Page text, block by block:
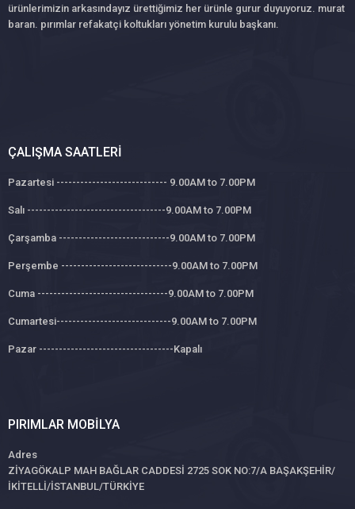
ürünlerimizin arkasındayız ürettiğimiz her ürünle gurur duyuyoruz. murat
baran. pırımlar refakatçi koltukları yönetim kurulu başkanı.
ÇALIŞMA SAATLERI
Pazartesi ---------------------------- 9.00AM to 7.00PM
Salı -----------------------------------9.00AM to 7.00PM
Çarşamba ----------------------------9.00AM to 7.00PM
Perşembe ----------------------------9.00AM to 7.00PM
Cuma ---------------------------------9.00AM to 7.00PM
Cumartesi-----------------------------9.00AM to 7.00PM
Pazar ----------------------------------Kapalı
PIRIMLAR MOBILYA
Adres
ZİYAGÖKALP MAH BAĞLAR CADDESİ 2725 SOK NO:7/A BAŞAKŞEHİR/
İKİTELLİ/İSTANBUL/TÜRKİYE